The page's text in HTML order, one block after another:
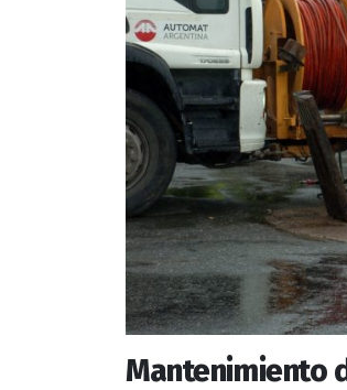
Mantenimiento